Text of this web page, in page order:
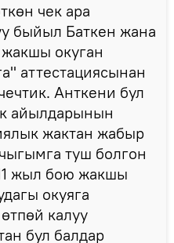
чек ара
быйыл Баткен жана
окуган
аттестациясынан
Анткени бул
айылдарынын
жактан жабыр
туш болгон
жыл бою жакшы
окуяга
калуу
бул балдар